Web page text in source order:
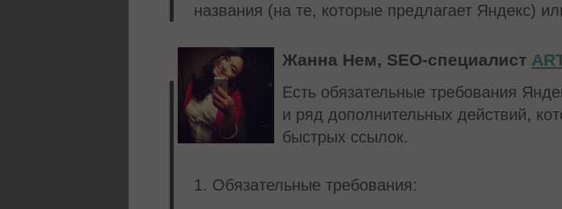
названия (на те, которые предлагает Яндекс)
Жанна Нем, SEO-специалист
Есть обязательные требования
и ряд дополнительных действий,
быстрых ссылок.
1. Обязательные требования: